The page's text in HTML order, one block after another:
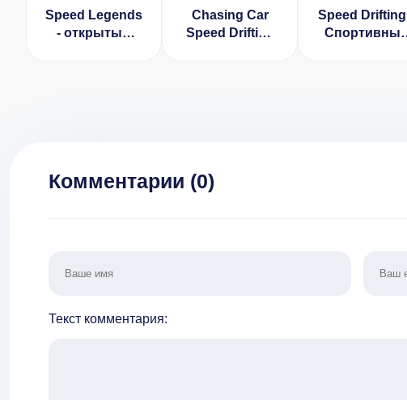
Speed Legends
- открытым
Chasing Car
Speed Drifting
Speed
Спортивные
Комментарии (0)
Текст комментария: